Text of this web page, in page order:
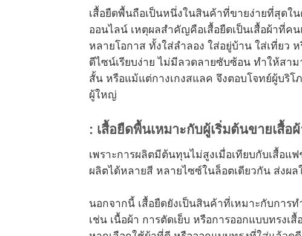
เสื้อยืดพื้นถือเป็นหนึ่งในสินค้าที่ขายง่ายที่สุดใ
ออนไลน์ เหตุผลสำคัญคือเสื้อยืดเป็นเสื้อผ้าที่ค
หลายโอกาส ทั้งใส่ลำลอง ใส่อยู่บ้าน ใส่เที่ยว
ดีไซน์เรียบง่าย ไม่มีลวดลายซับซ้อน ทำให้สาม
สั้น หรือแม้แต่กางเกงสแลค จึงตอบโจทย์ผู้บริ
ผู้ใหญ่
: เสื้อยืดพื้นเหมาะกับผู้เริ่มต้นขายเสื้อผ้
เพราะการผลิตมีต้นทุนไม่สูงเมื่อเทียบกับเสื้อ
ผลิตได้หลายสี หลายไซซ์ในล็อตเดียวกัน ส่งผ
นอกจากนี้ เสื้อยืดยังเป็นสินค้าที่เหมาะกับการ
เช่น เนื้อผ้า การตัดเย็บ หรือการออกแบบทรงเ